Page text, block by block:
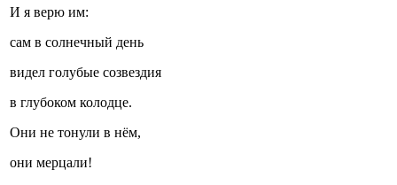
И я верю им:
сам в солнечный день
видел голубые созвездия
в глубоком колодце.
Они не тонули в нём,
они мерцали!